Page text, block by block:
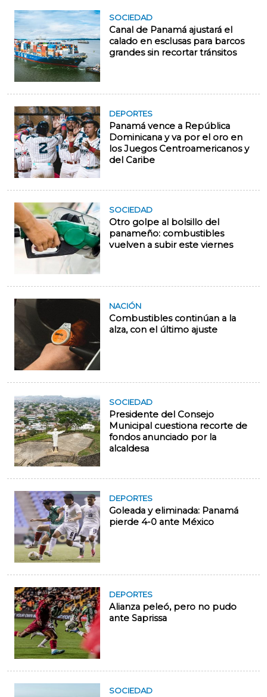
SOCIEDAD
Canal de Panamá ajustará el
calado en esclusas para barcos
grandes sin recortar tránsitos
DEPORTES
Panamá vence a República
Dominicana y va por el oro en
los Juegos Centroamericanos y
del Caribe
SOCIEDAD
Otro golpe al bolsillo del
panameño: combustibles
vuelven a subir este viernes
NACIÓN
Combustibles continúan a la
alza, con el último ajuste
SOCIEDAD
Presidente del Consejo
Municipal cuestiona recorte de
fondos anunciado por la
alcaldesa
DEPORTES
Goleada y eliminada: Panamá
pierde 4-0 ante México
DEPORTES
Alianza peleó, pero no pudo
ante Saprissa
SOCIEDAD